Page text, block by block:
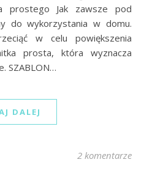
prostego Jak zawsze pod
do wykorzystania w domu.
w celu powiększenia
prosta, która wyznacza
SZABLON…
DALEJ
2 komentarze